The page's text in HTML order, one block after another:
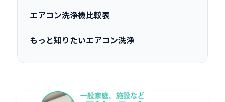
エアコン洗浄機比較表
もっと知りたいエアコン洗浄